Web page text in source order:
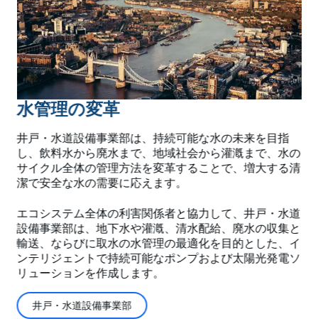
水管理の変革
井戸・水道設備事業部は、持続可能な水の未来を目指
し、飲料水から廃水まで、地域社会から灌漑まで、水の
サイクル全体の管理方法を変革することで、増大する清
潔で安全な水の需要に応えます。
エコシステム全体の利害関係者と協力して、井戸・水道
設備事業部は、地下水や灌漑、清水配給、廃水の収集と
輸送、ならびに取水の水管理の最適化を目的とした、イ
ンテリジェントで持続可能なポンプおよび太陽光発電ソ
リューションを作成します。
井戸・水道設備事業部